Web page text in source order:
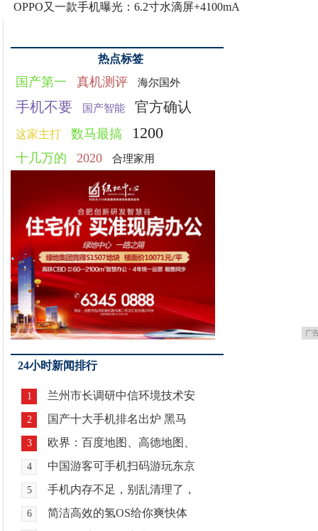
OPPO又一款手机曝光：6.2寸水滴屏+4100mA
热点标签
国产第一 真机测评 海尔国外
手机不要 国产智能 官方确认
这家主打 数马最搞 1200
十几万的 2020 合理家用
广
24小时新闻排行
1 兰州市长调研中信环境技术安
2 国产十大手机排名出炉 黑马
3 欧界：百度地图、高德地图、
4 中国游客可手机扫码游玩东京
5 手机内存不足，别乱清理了，
6 简洁高效的氢OS给你爽快体